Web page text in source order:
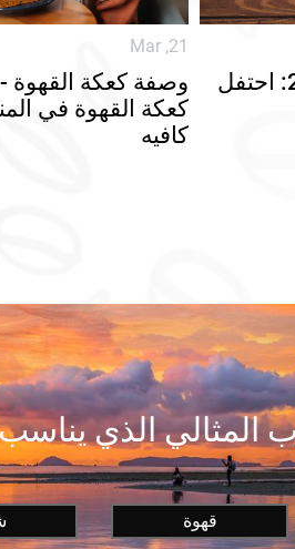
اليوم العالمي للقهوة 2024: احتفل
Mar ,21
وصفة كعكة القهوة
كعكة القهوة في
كافيه
المثالي الذي
قهوة